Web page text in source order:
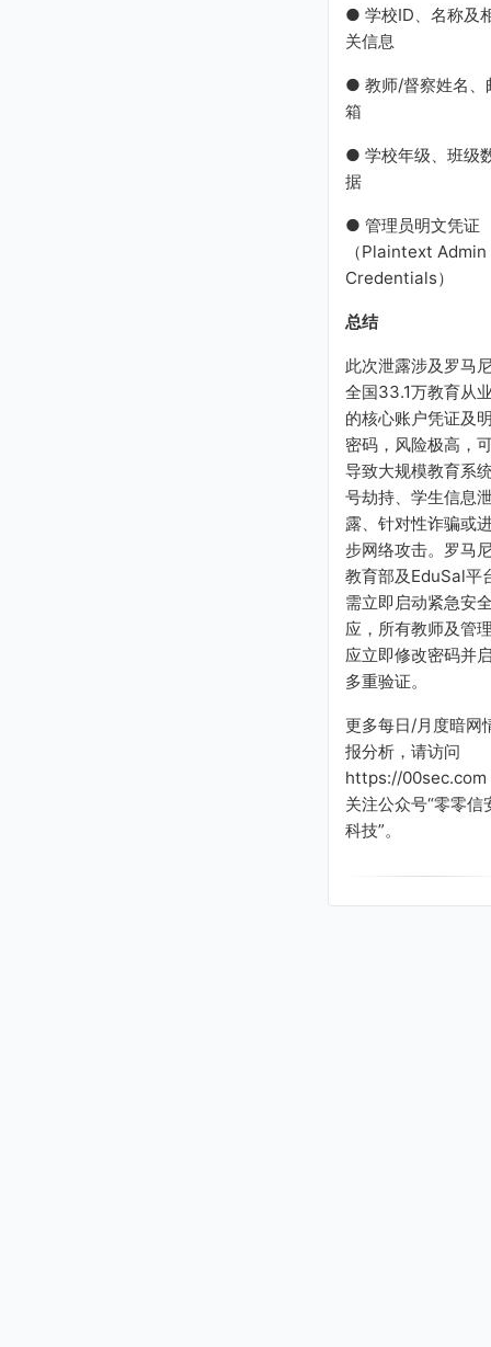
● 学校ID、名称及
关信息
● 教师/督察姓名、
箱
● 学校年级、班级
据
● 管理员明文凭证
（Plaintext Admin
Credentials）
总结
此次泄露涉及罗马
全国33.1万教育从
的核心账户凭证及
密码，风险极高，
导致大规模教育系
号劫持、学生信息
露、针对性诈骗或
步网络攻击。罗马
教育部及EduSal平
需立即启动紧急安
应，所有教师及管
应立即修改密码并
多重验证。
更多每日/月度暗网
报分析，请访问
https://00sec.com
关注公众号“零零信
科技”。